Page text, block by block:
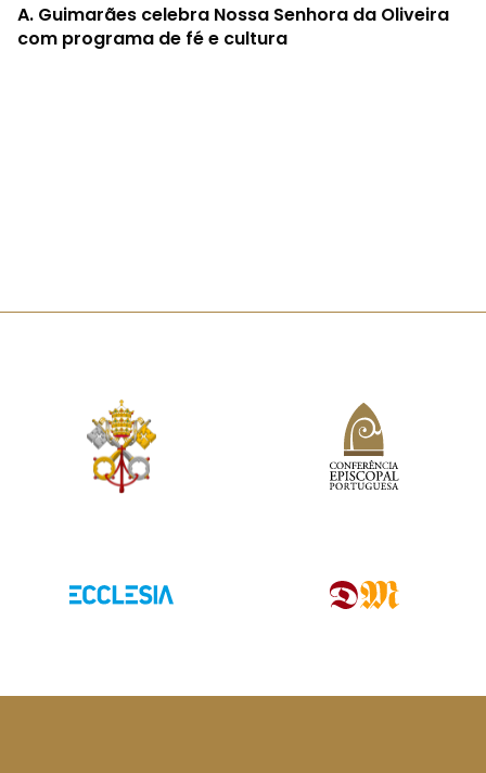
A. Guimarães celebra Nossa Senhora da Oliveira
com programa de fé e cultura